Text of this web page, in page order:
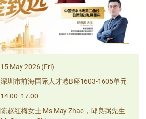
15 May 2026 (Fri)
深圳市前海国际人才港B座1603-1605单元
14:00 -17:00
陈赵红梅女士 Ms May Zhao，邱良弼先生